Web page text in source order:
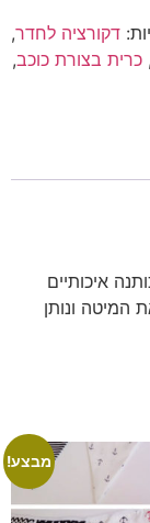
דקורציה לחדר,
, כרית בצורת כוכב,
איכותיים
המיטה ונותן
מבצע!